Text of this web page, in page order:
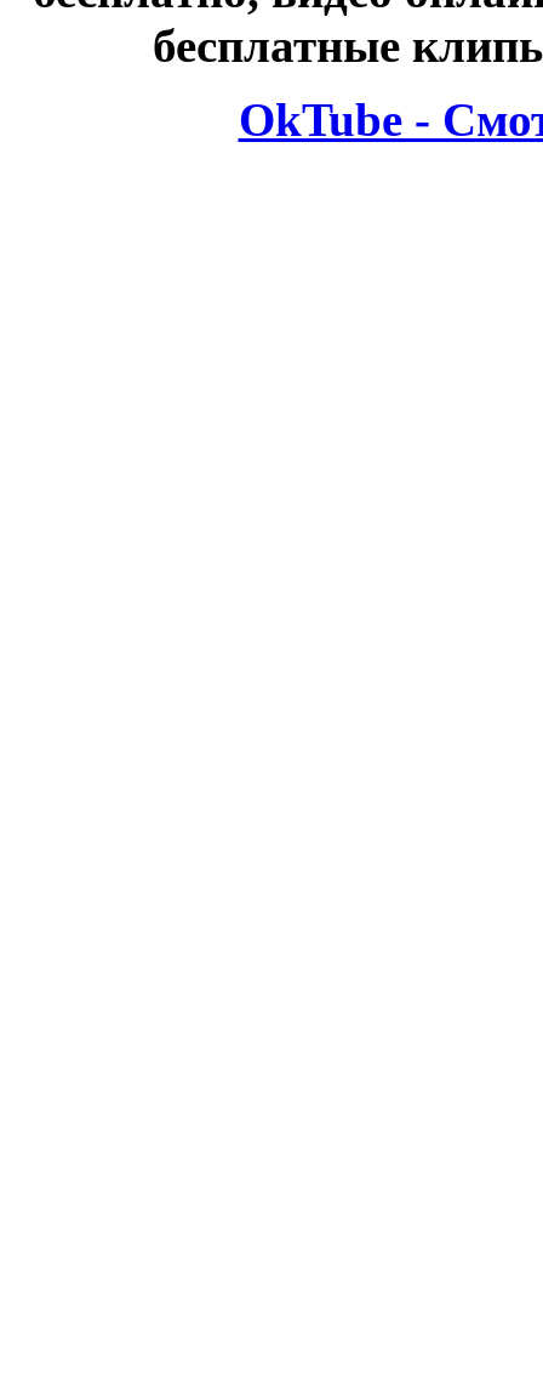
бесплатные
OkTube -